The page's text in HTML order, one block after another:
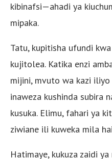
kibinafsi—ahadi ya
mipaka.
Tatu, kupitisha ufundi
kujitolea. Katika enzi
mijini, mvuto wa kazi
inaweza kushinda subira
kusuka. Elimu, fahari ya
ziwiane ili kuweka mila
Hatimaye, kukuza zaidi